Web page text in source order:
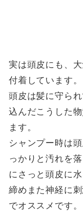
実は頭皮にも、
付着しています。
頭皮は髪に守ら
込んだこうした
ます。
シャンプー時は頭
っかりと汚れを
にさっと頭皮に
締めまた神経に
でオススメです。